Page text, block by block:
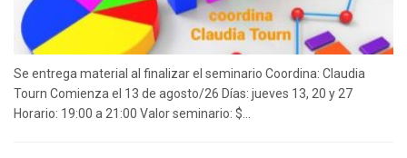
Se entrega material al finalizar el seminario Coordina: Claudia
Tourn Comienza el 13 de agosto/26 Días: jueves 13, 20 y 27
Horario: 19:00 a 21:00 Valor seminario: $...